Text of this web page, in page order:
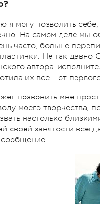
я могу позволить
На самом деле мы
часто, больше
Не так
автора-
их все – от
позвонить мне
моего творчества,
настолько
своей занятости
сообщение.